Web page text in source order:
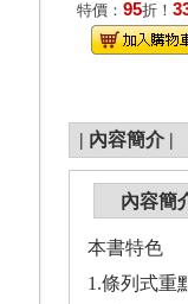
特價： 95折！
| 內容簡介 |
內容簡
本書特色
1.條列式重